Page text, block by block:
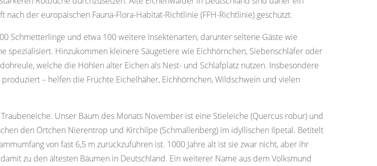
der europäischen Fauna-Flora-Habitat-Richtlinie (FFH-Richtlinie) geschützt.
Schmetterlinge und etwa 100 weitere Insektenarten, darunter seltene Gäste wie
spezialisiert. Hinzukommen kleinere Säugetiere wie Eichhörnchen, Siebenschläfer oder
welche die Höhlen alter Eichen als Nest- und Schlafplatz nutzen. Insbesondere
– helfen die Früchte Eichelhäher, Eichhörnchen, Wildschwein und vielen
Unser Baum des Monats November ist eine Stieleiche (Quercus robur) und
den Örtchen Nierentrop und Kirchilpe (Schmallenberg) im idyllischen Ilpetal. Betitelt
von fast 6,5 m zurückzuführen ist. 1000 Jahre alt ist sie zwar nicht, aber ihr
zu den ältesten Bäumen in Deutschland. Ein weiterer Name aus dem Volksmund